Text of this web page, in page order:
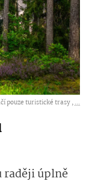
pouze turistické trasy ,...
raději úplně